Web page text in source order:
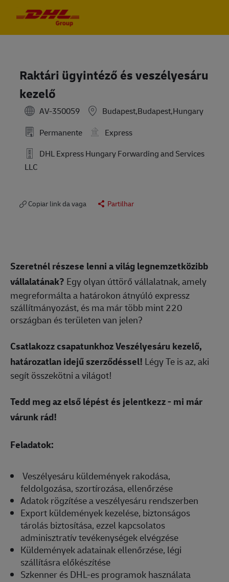
Raktári ügyintéző és veszélyesáru
kezelő
AV-350059
Budapest,Budapest,Hungary
Permanente
Express
DHL Express Hungary Forwarding and Services
LLC
Copiar link da vaga Partilhar
Szeretnél részese lenni a világ legnemzetközibb
vállalatának? Egy olyan úttörő vállalatnak, amely
megreformálta a határokon átnyúló expressz
szállítmányozást, és ma már több mint 220
országban és területen van jelen?
Csatlakozz csapatunkhoz Veszélyesáru kezelő,
határozatlan idejű szerződéssel! Légy Te is az, aki
segít összekötni a világot!
Tedd meg az első lépést és jelentkezz - mi már
várunk rád!
Feladatok:
Veszélyesáru küldemények rakodása,
feldolgozása, szortírozása, ellenőrzése
Adatok rögzítése a veszélyesáru rendszerben
Export küldemények kezelése, biztonságos
tárolás biztosítása, ezzel kapcsolatos
adminisztratív tevékenységek elvégzése
Küldemények adatainak ellenőrzése, légi
szállításra előkészítése
Szkenner és DHL-es programok használata